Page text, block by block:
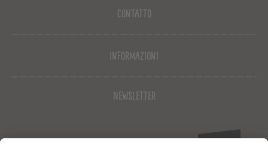
Contatto
Informazioni
Newsletter